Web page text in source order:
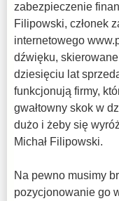
zabezpieczenie
Filipowski, członek
internetowego
dźwięku,
dziesięciu lat
funkcjonują firmy,
gwałtowny skok w
dużo i żeby się
Michał Filipowski.
Na pewno musimy
pozycjonowanie go